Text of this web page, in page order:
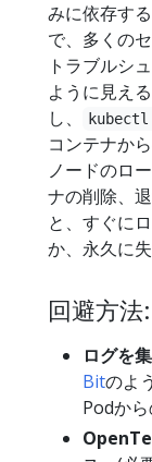
みに依存す
で、多くの
トラブルシ
ように見え
し、
コンテナか
ノードのロ
ナの削除、
と、すぐに
か、永久に
回避方法:
ログを
Bitのよ
Podから